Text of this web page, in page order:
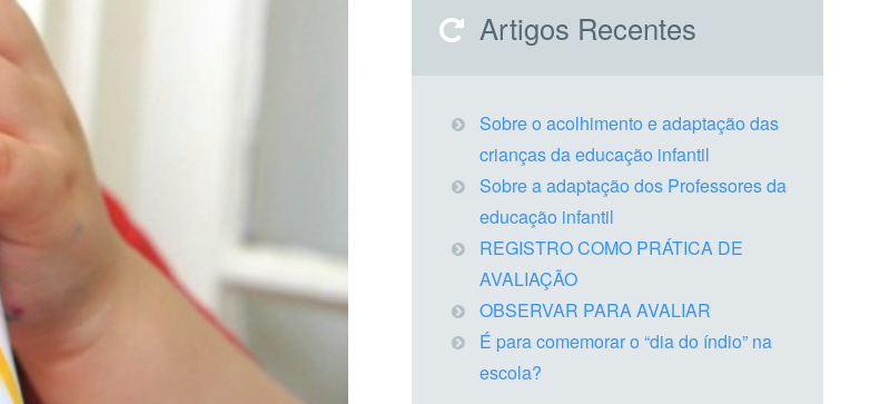
Artigos Recentes
Sobre o acolhimento e adaptação das
crianças da educação infantil
Sobre a adaptação dos Professores da
educação infantil
REGISTRO COMO PRÁTICA DE
AVALIAÇÃO
OBSERVAR PARA AVALIAR
É para comemorar o “dia do índio” na
escola?